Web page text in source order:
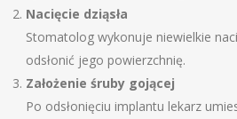
Nacięcie dziąsła
Stomatolog wykonuje niewielkie
odsłonić jego powierzchnię.
Założenie śruby gojącej
Po odsłonięciu implantu lekarz